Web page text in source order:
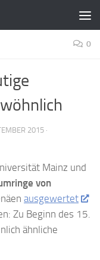
0
2015 ·
Mainz und
von
ausgewertet
Zu Beginn des 15.
ähnliche